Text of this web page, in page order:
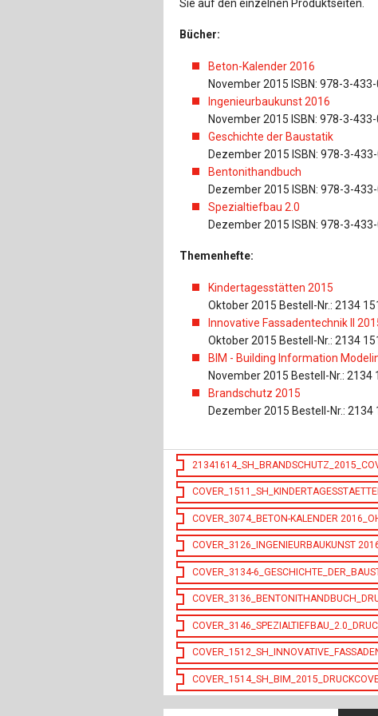
Sie auf den einzelnen Produktseiten.
Bücher:
Beton-Kalender 2016
November 2015 ISBN: 978-3-
Ingenieurbaukunst 2016
November 2015 ISBN: 978-3-
Geschichte der Baustatik
Dezember 2015 ISBN: 978-3-
Bentonithandbuch
Dezember 2015 ISBN: 978-3-
Spezialtiefbau 2.0
Dezember 2015 ISBN: 978-3-
Themenhefte:
Kindertagesstätten 2015
Oktober 2015 Bestell-Nr.: 2134
Innovative Fassadentechnik II
Oktober 2015 Bestell-Nr.: 2134
BIM - Building Information
November 2015 Bestell-Nr.: 2134
Brandschutz 2015
Dezember 2015 Bestell-Nr.: 2134
COVER_3074_BETON-KALENDER
COVER_3126_INGENIEURBAUKUNST
COVER_3134-